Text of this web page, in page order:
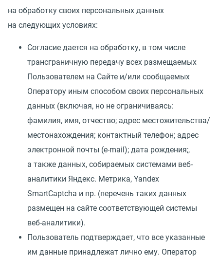
на обработку своих персональных данных
на следующих условиях:
Согласие дается на обработку, в том числе
трансграничную передачу всех размещаемых
Пользователем на Сайте и/или сообщаемых
Оператору иным способом своих персональных
данных (включая, но не ограничиваясь:
фамилия, имя, отчество; адрес местожительства/
местонахождения; контактный телефон; адрес
электронной почты (e-mail); дата рождения;,
а также данных, собираемых системами веб-
аналитики Яндекс. Метрика, Yandex
SmartCaptcha и пр. (перечень таких данных
размещен на сайте соответствующей системы
веб-аналитики).
Пользователь подтверждает, что все указанные
им данные принадлежат лично ему. Оператор